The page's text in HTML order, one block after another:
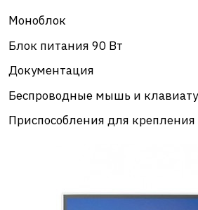
Моноблок
Блок питания 90 Вт
Документация
Беспроводные мышь и
Приспособления для